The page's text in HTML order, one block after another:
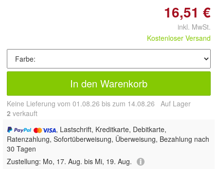
16,51 €
inkl. MwSt.
Kostenloser Versand
In den Warenkorb
Keine Lieferung vom 01.08.26 bis zum 14.08.26 Auf Lager
2 verkauft
, Lastschrift, Kreditkarte, Debitkarte,
Ratenzahlung, Sofortüberweisung, Überweisung, Bezahlung nach
30 Tagen
Zustellung: Mo, 17. Aug. bis Mi, 19. Aug.